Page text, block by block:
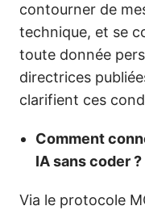
contourner de
technique, et se
toute donnée
directrices
clarifient ces
Comment
IA sans coder ?
Via le protocole